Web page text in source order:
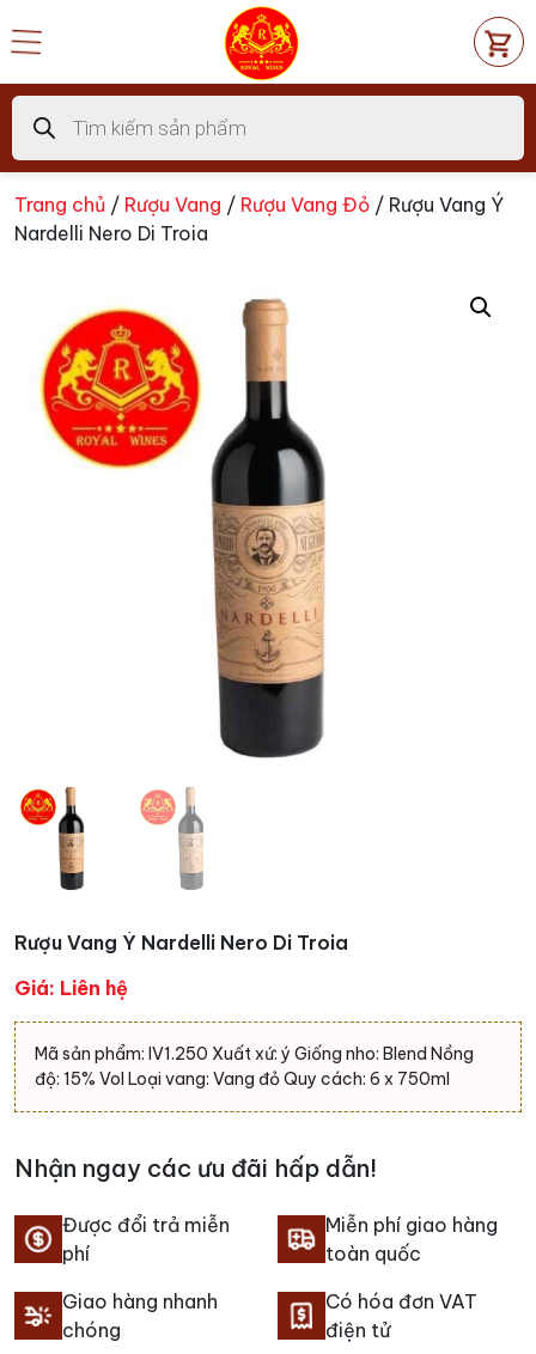
đến
dung
Tìm
kiếm
sản
phẩm
Trang chủ / Rượu Vang / Rượu Vang Đỏ / Rượu Vang Ý
Nardelli Nero Di Troia
Rượu Vang Ý Nardelli Nero Di Troia
Giá: Liên hệ
Mã sản phẩm: IV1.250 Xuất xứ: ý Giống nho: Blend Nồng
độ: 15% Vol Loại vang: Vang đỏ Quy cách: 6 x 750ml
Nhận ngay các ưu đãi hấp dẫn!
Được đổi trả miễn
phí
Miễn phí giao hàng
toàn quốc
Giao hàng nhanh
chóng
Có hóa đơn VAT
điện tử